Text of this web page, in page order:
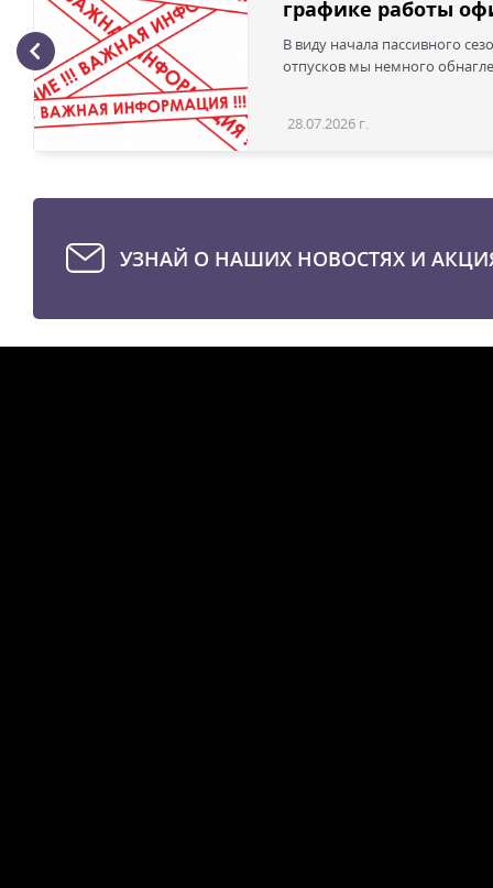
графике работы
В виду начала пассивного
отпусков мы немного
28.07.2026 г.
УЗНАЙ О НАШИХ НОВОСТЯХ И